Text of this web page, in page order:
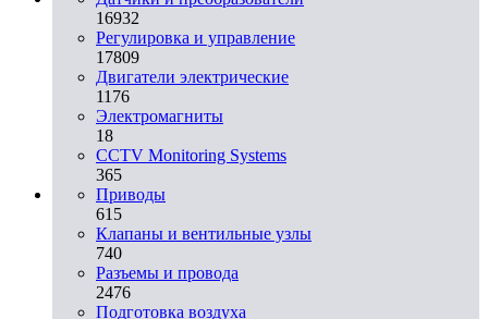
16932
Регулировка и управление
17809
Двигатели электрические
1176
Электромагниты
18
CCTV Monitoring Systems
365
Приводы
615
Клапаны и вентильные узлы
740
Разъемы и провода
2476
Подготовка воздуха